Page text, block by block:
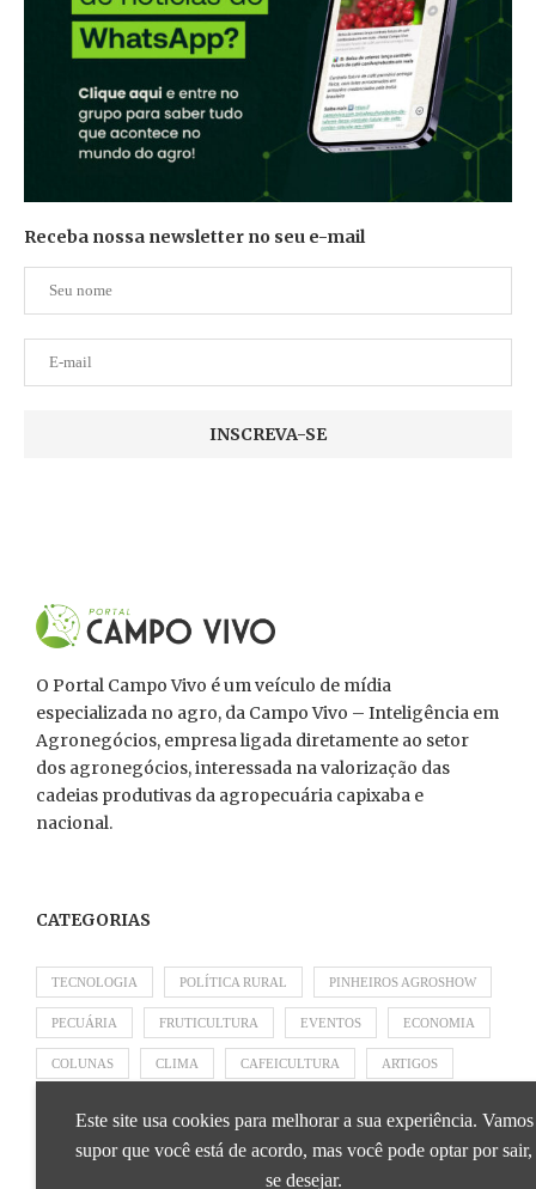
Receba nossa newsletter no seu e-mail
O Portal Campo Vivo é um veículo de mídia
especializada no agro, da Campo Vivo – Inteligência em
Agronegócios, empresa ligada diretamente ao setor
dos agronegócios, interessada na valorização das
cadeias produtivas da agropecuária capixaba e
nacional.
CATEGORIAS
TECNOLOGIA POLÍTICA RURAL PINHEIROS AGROSHOW
PECUÁRIA FRUTICULTURA EVENTOS ECONOMIA
COLUNAS CLIMA CAFEICULTURA ARTIGOS
APRESENTADO POR BRAPEX
Este site usa cookies para melhorar a sua experiência. Vamos
supor que você está de acordo, mas você pode optar por sair,
se desejar.